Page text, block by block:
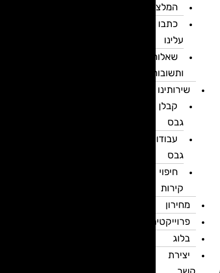
המלצות
כתבו
עלינו
שאלות
ותשובות
שירותינו
קבלן
גבס
עבודות
גבס
חיפוי
קירות
מחירון
פרוייקטים
בלוג
יצירת